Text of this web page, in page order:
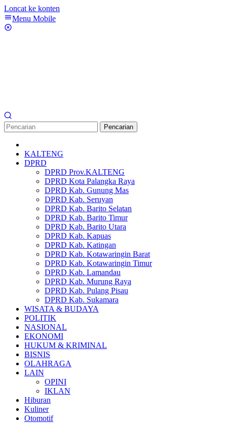
Loncat ke konten
Menu Mobile
Pencarian
KALTENG
DPRD
DPRD Prov.KALTENG
DPRD Kota Palangka Raya
DPRD Kab. Gunung Mas
DPRD Kab. Seruyan
DPRD Kab. Barito Selatan
DPRD Kab. Barito Timur
DPRD Kab. Barito Utara
DPRD Kab. Kapuas
DPRD Kab. Katingan
DPRD Kab. Kotawaringin Barat
DPRD Kab. Kotawaringin Timur
DPRD Kab. Lamandau
DPRD Kab. Murung Raya
DPRD Kab. Pulang Pisau
DPRD Kab. Sukamara
WISATA & BUDAYA
POLITIK
NASIONAL
EKONOMI
HUKUM & KRIMINAL
BISNIS
OLAHRAGA
LAIN
OPINI
IKLAN
Hiburan
Kuliner
Otomotif